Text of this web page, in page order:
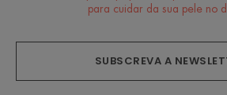
para cuidar da sua pele no
SUBSCREVA A